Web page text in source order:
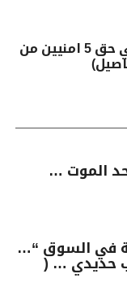
ابطاقة ايداع بالسجن في حق 5 امنيين من
الموت …
في السوق “…
حديدي … (